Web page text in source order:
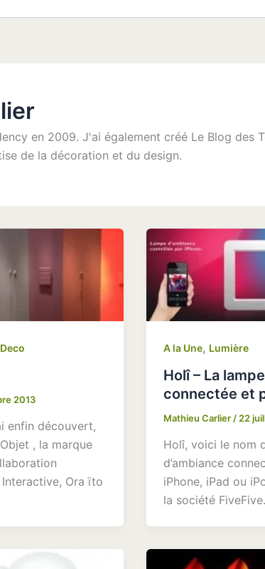
en 2009. J'ai également créé Le Blog des
de la décoration et du design.
2013
enfin découvert,
, la marque
Ora ïto
A la Une, Lumière
Holî – La
connectée et
Mathieu Carlier / 22
Holî, voici le nom
d’ambiance
iPhone, iPad ou
la société